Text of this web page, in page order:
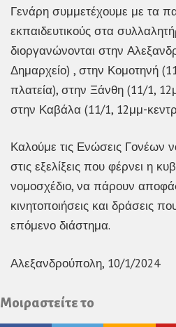
Γενάρη συμμετέχουμε με τα
εκπαιδευτικούς στα
διοργανώνονται στην
Δημαρχείο) , στην Κομοτηνή
πλατεία), στην Ξάνθη (11/1,
στην Καβάλα (11/1, 12μμ-
Καλούμε τις Ενώσεις Γονέων
στις εξελίξεις που φέρνει η
νομοσχέδιο, να πάρουν
κινητοποιήσεις και δράσεις
επόμενο διάστημα.
Αλεξανδρούπολη, 10/1/2024
Μοιραστείτε το